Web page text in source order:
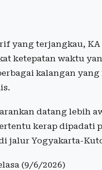
yang terjangkau,
ketepatan waktu
kalangan
datang lebih
kerap dipadati
jalur Yogyakarta-
(9/6/2026)